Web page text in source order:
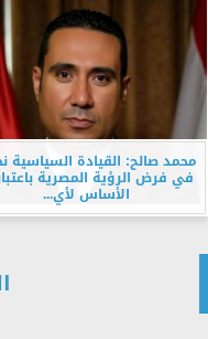
محمد صالح: القيادة السياسية
في فرض الرؤية المصرية
الأساس لأي...